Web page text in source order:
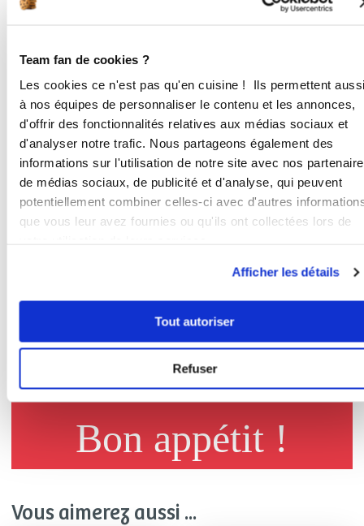
Team fan de cookies ?
Les cookies ce n'est pas qu'en cuisine ! Ils permettent aussi
à nos équipes de personnaliser le contenu et les annonces,
d'offrir des fonctionnalités relatives aux médias sociaux et
d'analyser notre trafic. Nous partageons également des
informations sur l'utilisation de notre site avec nos
de médias sociaux, de publicité et d'analyse, qui peuvent
potentiellement combiner celles-ci avec d'autres
que vous leur avez fournies ou qu'ils ont collectées lors de
Afficher les détails
Tout autoriser
Refuser
et les broyer plus ou moins petit
1min 5
2
Ajouter les abricots aux mois ainsi
que le jus de citron . Mixer.
5
et prenez la valeur d'une cuillère à
Vous pouvez ensuite rouler vos
toastées, de la spiruline, ou autres
enrobages de votre choix.
Bon appétit !
Vous aimerez aussi ...